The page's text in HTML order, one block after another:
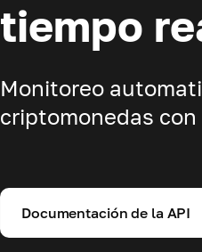
tiempo
Monitoreo
criptomonedas
Documentación de la API